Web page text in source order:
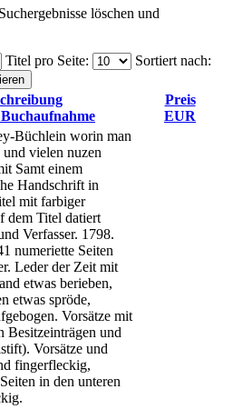
löschen und
Titel pro Seite: Sortiert nach:
Buchaufnahme
Preis
EUR
Büchlein worin man
vielen nuzen
Samt einem
Handschrift in
mit farbiger
dem Titel datiert
Verfasser. 1798.
numeriette Seiten
Leder der Zeit mit
etwas berieben,
etwas spröde,
Vorsätze mit
Besitzeinträgen und
Vorsätze und
fingerfleckig,
in den unteren